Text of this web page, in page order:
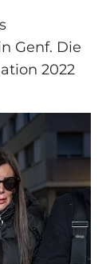
Genf. Die
2022